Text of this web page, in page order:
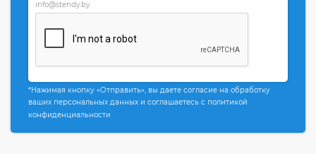
info@stendy.by
*Нажимая кнопку «Отправить», вы даете согласие на обработку
ваших персональных данных и соглашаетесь с политикой
конфиденциальности